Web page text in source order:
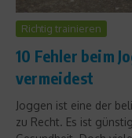
Richtig trainieren
10 Fehler beim
vermeidest
Joggen ist eine der
zu Recht. Es ist